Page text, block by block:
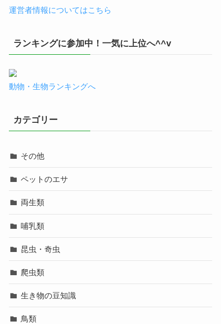
運営者情報についてはこちら
ランキングに参加中！一気に上位へ^^v
動物・生物ランキングへ
カテゴリー
その他
ペットのエサ
両生類
哺乳類
昆虫・奇虫
爬虫類
生き物の豆知識
鳥類